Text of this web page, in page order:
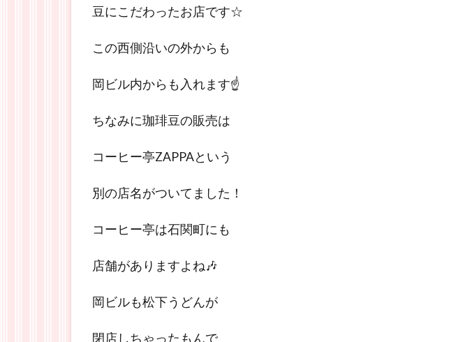
豆にこだわったお店です☆
この西側沿いの外からも
岡ビル内からも入れます☝
ちなみに珈琲豆の販売は
コーヒー亭ZAPPAという
別の店名がついてました！
コーヒー亭は石関町にも
店舗がありますよね🎶
岡ビルも松下うどんが
閉店しちゃったもんで